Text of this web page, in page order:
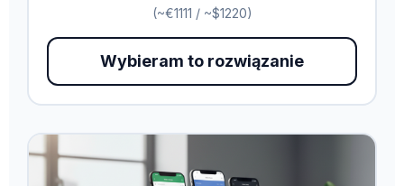
(~€1111 / ~$1220)
Wybieram to rozwiązanie